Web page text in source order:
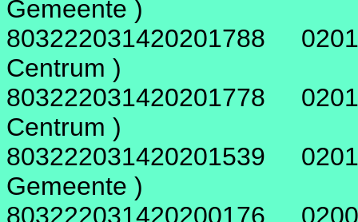
Gemeente )
803222031420201788
Centrum )
803222031420201778
Centrum )
803222031420201539
Gemeente )
803222031420200176